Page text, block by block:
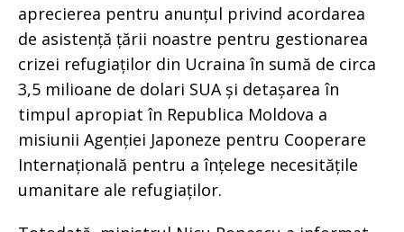
aprecierea pentru anunțul privind acordarea
de asistență țării noastre pentru gestionarea
crizei refugiaților din Ucraina în sumă de circa
3,5 milioane de dolari SUA și detașarea în
timpul apropiat în Republica Moldova a
misiunii Agenției Japoneze pentru Cooperare
Internațională pentru a înțelege necesitățile
umanitare ale refugiaților.